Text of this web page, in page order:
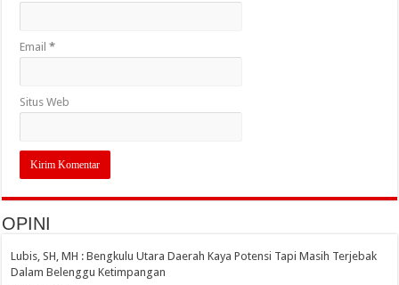
Email*
Situs Web
OPINI
Lubis, SH, MH : Bengkulu Utara Daerah Kaya Potensi Tapi Masih Terjebak
Dalam Belenggu Ketimpangan